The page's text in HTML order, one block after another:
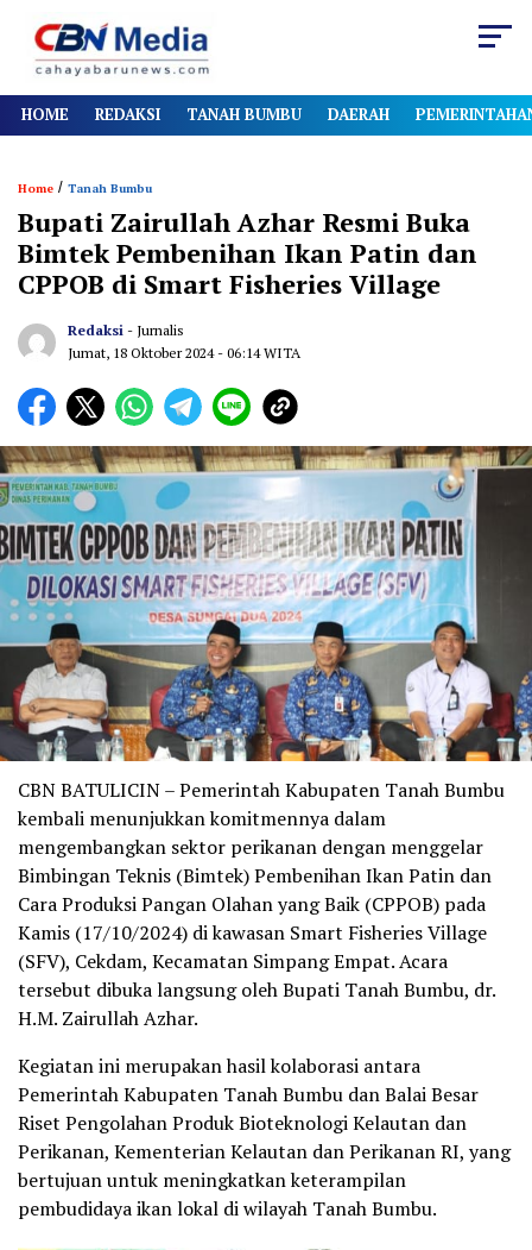
HOME REDAKSI TANAH BUMBU DAERAH
Home / Tanah Bumbu
Bupati Zairullah Azhar Resmi Buka
Bimtek Pembenihan Ikan Patin dan
CPPOB di Smart Fisheries Village
Redaksi - Jurnalis
Jumat, 18 Oktober 2024- 06:14 WITA
CBN BATULICIN – Pemerintah Kabupaten Tanah Bumbu
kembali menunjukkan komitmennya dalam
mengembangkan sektor perikanan dengan menggelar
Bimbingan Teknis (Bimtek) Pembenihan Ikan Patin dan
Cara Produksi Pangan Olahan yang Baik (CPPOB) pada
Kamis (17/10/2024) di kawasan Smart Fisheries Village
(SFV), Cekdam, Kecamatan Simpang Empat. Acara
tersebut dibuka langsung oleh Bupati Tanah Bumbu, dr.
H.M. Zairullah Azhar.
Kegiatan ini merupakan hasil kolaborasi antara
Pemerintah Kabupaten Tanah Bumbu dan Balai Besar
Riset Pengolahan Produk Bioteknologi Kelautan dan
Perikanan, Kementerian Kelautan dan Perikanan RI, yang
bertujuan untuk meningkatkan keterampilan
pembudidaya ikan lokal di wilayah Tanah Bumbu.